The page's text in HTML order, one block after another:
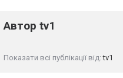
Автор tv1
Показати всі публікації від:tv1